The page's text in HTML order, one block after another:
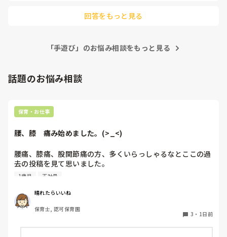
回答をもっと見る
「手遊び」のお悩み相談をもっと見る
話題のお悩み相談
保育・お仕事
腰、膝　痛み始めました。(>_<)
腰痛、膝痛、股関節痛の方、多くいらっしゃるなとここの過
去の投稿を見て思いました。
という私も、２週間前、初めて腰痛になりました。
右腰が痛くて、起き上がれない。
ようやく立てたら、しゃがめない。
1歳児 正社員
晴れたらいいね
保育士, 認可保育園
3 ・ 1日前